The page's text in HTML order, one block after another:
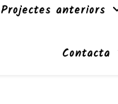
Projectes anteriors
Contacta